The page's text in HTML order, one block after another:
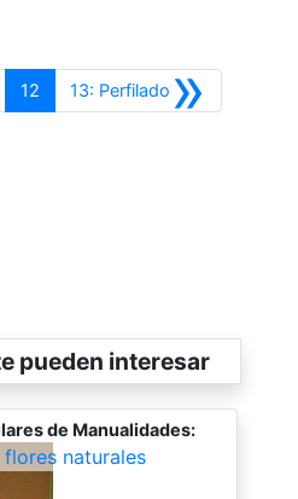
Anterior
12 »
13: Perfilado Siguiente
pueden interesar
de Manualidades:
naturales